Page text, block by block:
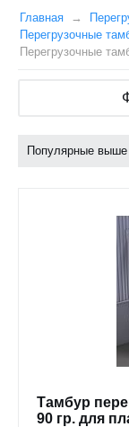
Главная
Перегрузочные
Перегрузочные
Популярные выше
Тамбур
90 гр. для